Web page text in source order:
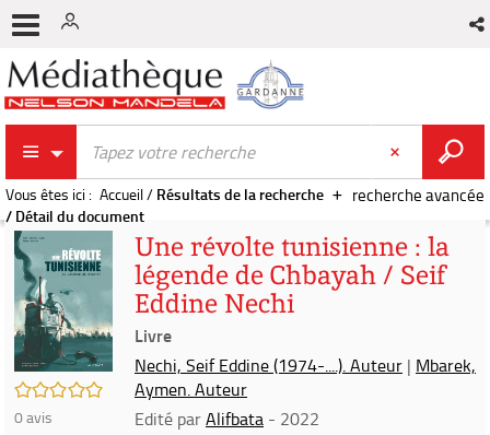
recherche avancée
Vous êtes ici : Accueil/ Résultats de la recherche
/ Détail du document
/5
0avis
Une révolte tunisienne : la
légende de Chbayah / Seif
Eddine Nechi
Livre
Nechi, Seif Eddine (1974-....). Auteur | Mbarek,
Aymen. Auteur
Edité parAlifbata - 2022